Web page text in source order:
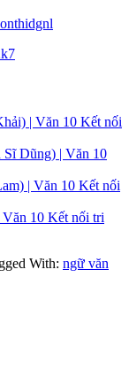
| Văn 10 Kết nối
Sĩ Dũng) | Văn 10
| Văn 10 Kết nối
Văn 10 Kết nối tri
With: ngữ văn